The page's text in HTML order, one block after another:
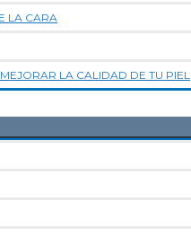
LA CARA
LA CALIDAD DE TU PIEL